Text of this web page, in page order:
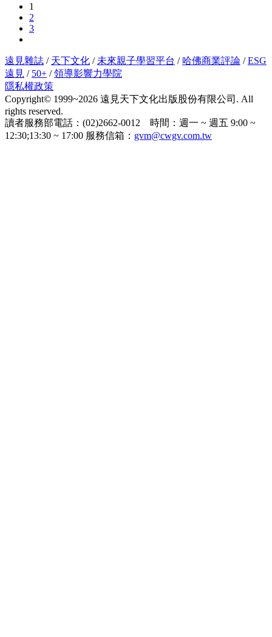
1
2
3
遠見雜誌 / 天下文化 / 未來親子學習平台 / 哈佛商業評論 /ESG
遠見 / 50+ /領導影響力學院
隱私權政策
Copyright© 1999~2026 遠見天下文化出版股份有限公司. All
rights reserved.
讀者服務部電話：(02)2662-0012 時間：週一 ~ 週五 9:00 ~
12:30;13:30 ~ 17:00 服務信箱： gvm@cwgv.com.tw